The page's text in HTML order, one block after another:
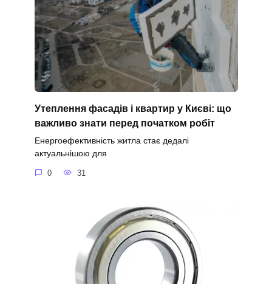
Утеплення фасадів і квартир у Києві: що
важливо знати перед початком робіт
Енергоефективність житла стає дедалі
актуальнішою для
0 31